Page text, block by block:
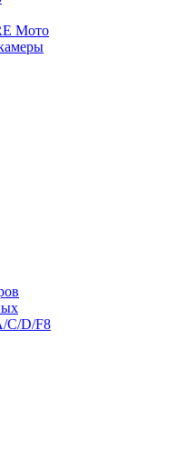
Мото
С/D/F8